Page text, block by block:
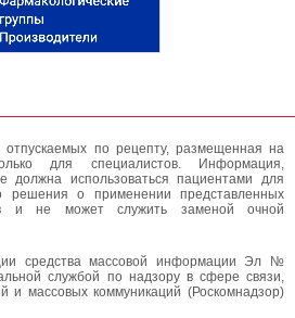
по рецепту, размещенная на
для специалистов. Информация,
должна использоваться пациентами для
решения о применении представленных
и не может служить заменой очной
средства массовой информации Эл №
службой по надзору в сфере связи,
и массовых коммуникаций (Роскомнадзор)